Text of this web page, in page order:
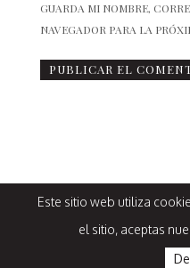
GUARDA MI NOMBRE,
NAVEGADOR PARA LA
Este sitio web utiliza
el sitio, aceptas